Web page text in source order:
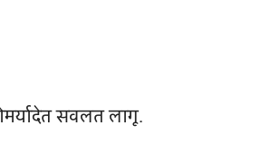
सवलत लागू.